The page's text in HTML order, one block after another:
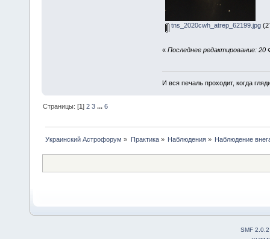
tns_2020cwh_atrep_62199.jpg
« Последнее редактирование: 20
И вся печаль проходит, когда
Страницы: [1]2 3 ...6
Украинский Астрофорум » Практика» Наблюдения» Наблюдение
SMF 2.0.2